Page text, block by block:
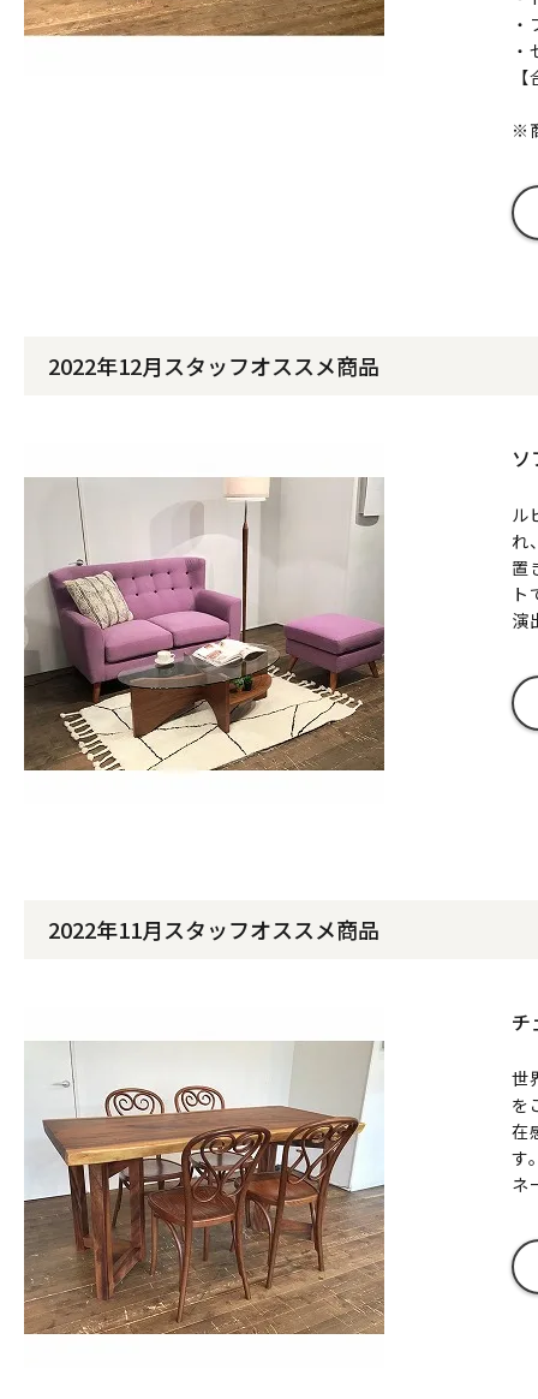
※
2022年12月スタッフオススメ商品
ル
れ
置
演
2022年11月スタッフオススメ商品
世
を
在
す
ネ